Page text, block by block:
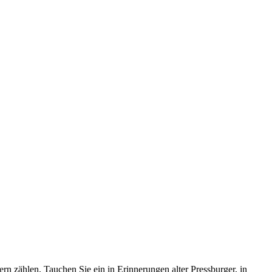
zählen. Tauchen Sie ein in Erinnerungen alter Pressburger, in